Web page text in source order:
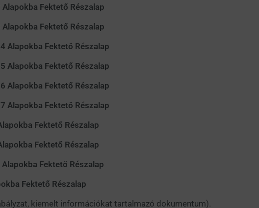
Fektető Részalap
Fektető Részalap
Fektető Részalap
Fektető Részalap
Fektető Részalap
Fektető Részalap
Fektető Részalap
Fektető Részalap
Fektető Részalap
Részalap
kiemelt információkat tartalmazó dokumentum).